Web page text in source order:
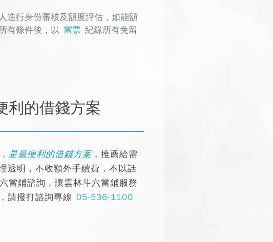
進行身份審核及額度評估，如能額
有條件後，以 當票 紀錄所有免留
利的借錢方案
是最便利的借錢方案 ，推薦給需
透明，不收額外手續費，不以話
當鋪諮詢，讓雲林斗六當鋪服務
請撥打諮詢專線 05-536-1100